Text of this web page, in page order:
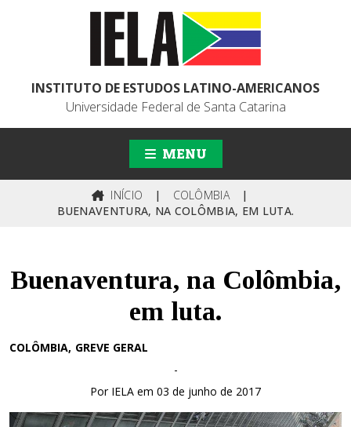
INSTITUTO DE ESTUDOS LATINO-AMERICANOS
Universidade Federal de Santa Catarina
MENU
INÍCIO | COLÔMBIA
|
BUENAVENTURA, NA COLÔMBIA, EM LUTA.
Buenaventura, na Colômbia,
em luta.
COLÔMBIA GREVE GERAL
-
Por IELA em 03 de junho de 2017